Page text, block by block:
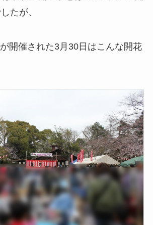
たが、
開催された3月30日はこんな開花